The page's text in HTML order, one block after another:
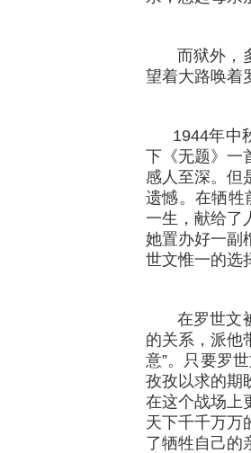
而狱外，多
望着大路唤着
1944年中秋
下《无题》一
感人至深。但
遗憾。在牺牲
一生，献给了
她置办好一副
世文惟一的选
在罗世文被
的关系，派他
意”。只要罗
孜孜以求的期
在这个战场上
天下千千万万
了牺牲自己的